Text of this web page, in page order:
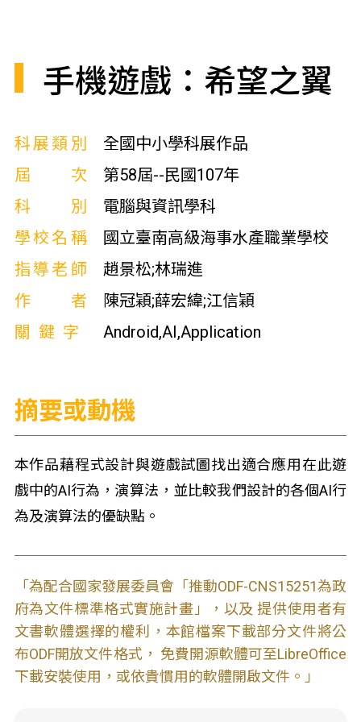
手機遊戲：希望之翼
科展類別
全國中小學科展作品
屆次
第58屆--民國107年
科別
電腦與資訊學科
學校名稱
國立臺南高級海事水產職業學校
指導老師
趙景松;林瑞進
作者
陳冠穎;薛宏緯;江信穎
關鍵字
Android,AI,Application
摘要或動機
本作品藉程式設計與遊戲試圖找出適合應用在此遊
戲中的AI行為，演算法，並比較我們設計的各個AI行
為及演算法的優缺點。
「為配合國家發展委員會「推動ODF-CNS15251為政
府為文件標準格式實施計畫」，以及 提供使用者有
文書軟體選擇的權利，本館檔案下載部分文件將公
布ODF開放文件格式， 免費開源軟體可至LibreOffice
下載安裝使用，或依貴慣用的軟體開啟文件。」